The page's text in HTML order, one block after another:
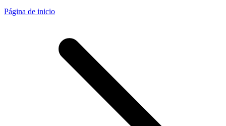
Página de inicio